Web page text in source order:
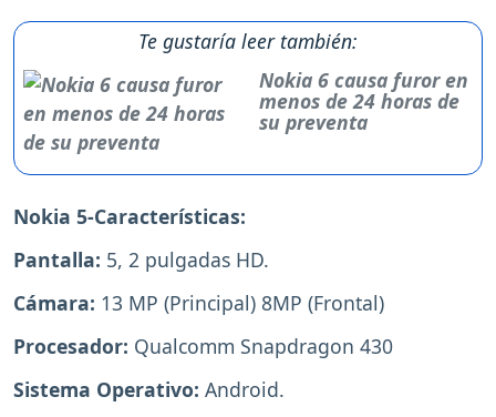
Te gustaría leer también:
Nokia 6 causa furor en
menos de 24 horas de
su preventa
Nokia 5-Características:
Pantalla: 5, 2 pulgadas HD.
Cámara: 13 MP (Principal) 8MP (Frontal)
Procesador: Qualcomm Snapdragon 430
Sistema Operativo: Android.